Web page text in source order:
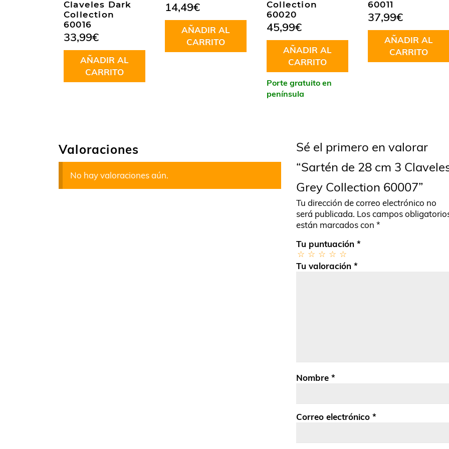
Claveles Dark
Collection
60016
33,99€
AÑADIR AL
CARRITO
14,49€
AÑADIR AL
CARRITO
Collection
60020
45,99€
AÑADIR AL
CARRITO
Porte gratuito en
península
60011
37,99€
AÑADIR AL
CARRITO
Valoraciones
No hay valoraciones aún.
Sé el primero en valorar
“Sartén de 28 cm 3
Grey Collection 60007”
Tu dirección de correo electrónico no
será publicada. Los campos
están marcados con *
Tu puntuación *
Tu valoración *
Nombre *
Correo electrónico *